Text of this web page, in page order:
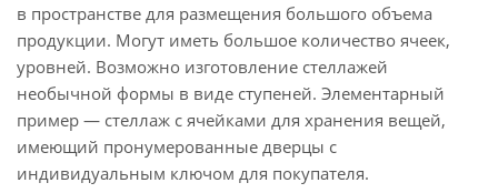
в пространстве для размещения большого объема
продукции. Могут иметь большое количество ячеек,
уровней. Возможно изготовление стеллажей
необычной формы в виде ступеней. Элементарный
пример — стеллаж с ячейками для хранения вещей,
имеющий пронумерованные дверцы с
индивидуальным ключом для покупателя.